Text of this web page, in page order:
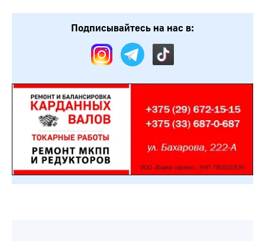
Подписывайтесь на нас в: